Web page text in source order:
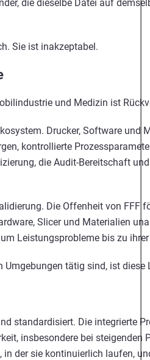
die dieselbe Datei auf
Sie ist inakzeptabel.
und Medizin ist
Drucker, Software und
kontrollierte
die Audit-Bereitschaft
Die Offenheit von FFF
Slicer und Materialien
Leistungsprobleme bis zu
tätig sind, ist diese
standardisiert. Die integrierte
insbesondere bei steigenden
der sie kontinuierlich laufen,